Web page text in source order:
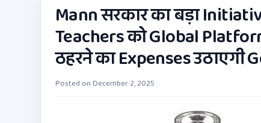
Mann सरकार का बड़ा
Teachers को Global
ठहरने का Expenses उठाएगी
Posted on December 2, 2025